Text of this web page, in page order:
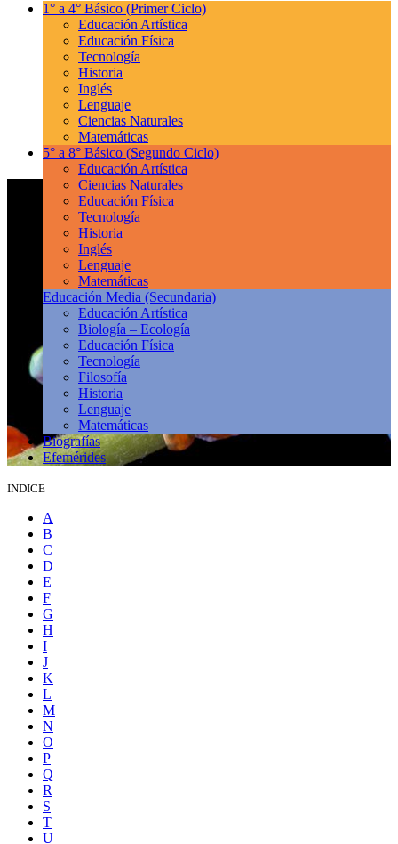
1° a 4° Básico (Primer Ciclo)
Educación Artística
Educación Física
Tecnología
Historia
Inglés
Lenguaje
Ciencias Naturales
Matemáticas
5° a 8° Básico (Segundo Ciclo)
Educación Artística
Ciencias Naturales
Educación Física
Tecnología
Historia
Inglés
Lenguaje
Matemáticas
Educación Media (Secundaria)
Educación Artística
Biología – Ecología
Educación Física
Tecnología
Filosofía
Historia
Lenguaje
Matemáticas
Biografías
Efemérides
INDICE
A
B
C
D
E
F
G
H
I
J
K
L
M
N
O
P
Q
R
S
T
U